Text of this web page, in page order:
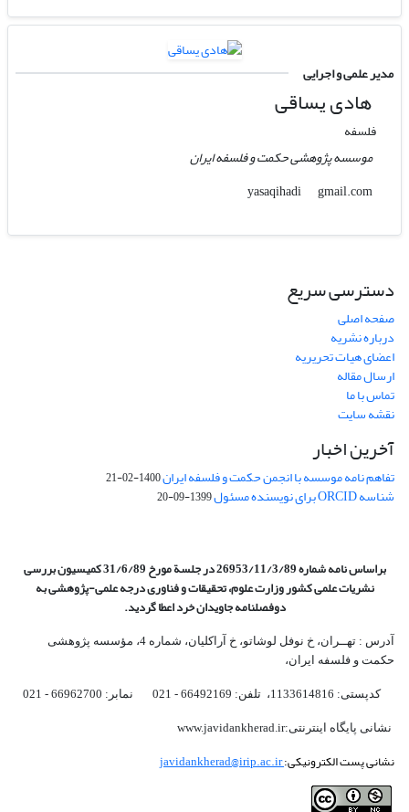
مدیر علمی و اجرایی
هادی یساقی
فلسفه
موسسه پژوهشی حکمت و فلسفه ایران
yasaqihadi
gmail.com
دسترسی سریع
صفحه اصلی
درباره نشریه
اعضای هیات تحریریه
ارسال مقاله
تماس با ما
نقشه سایت
آخرین اخبار
تفاهم نامه موسسه با انجمن حکمت و فلسفه ایران1400-02-21
شناسه ORCID برای نویسنده مسئول 1399-09-20
براساس نامه شماره 26953/11/3/89 در جلسة مورخ 31/6/89 کمیسیون
بررسی
نشریات علمی کشور وزارت علوم، تحقیقات و فناوری درجه علمی‌-پژوهشیبه
دوفصلنامه جاویدان خرد اعطا گردید.
آدرس : تهــران، خ نوفل لوشاتو، خ آراکلیان، شماره 4،‌ مؤسسه پژوهشی
حکمت و فلسفه ایران،‌
کدپستی: 1133614816، تلفن: 66492169 - 021 نمابر: 66962700 - 021
نشانی پایگاه اینترنتی:www.javidankherad.ir
نشانی پست الکترونیکی:javidankherad@irip.ac.ir